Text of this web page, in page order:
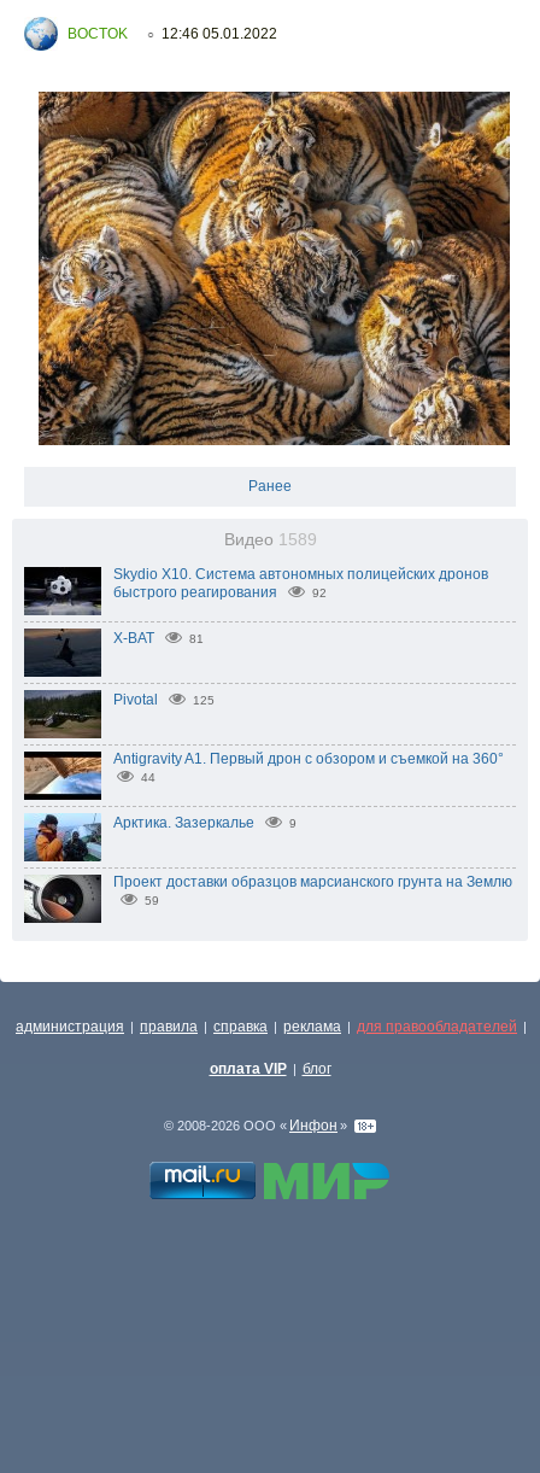
BOCTOK ○ 12:46 05.01.2022
Ранее
Видео 1589
Skydio X10. Система автономных полицейских дронов
быстрого реагирования
92
X-BAT 81
Pivotal 125
Antigravity A1. Первый дрон с обзором и съемкой на 360°
44
Арктика. Зазеркалье 9
Проект доставки образцов марсианского грунта на Землю
59
администрация | правила | справка | реклама | для правообладателей |
оплата VIP | блог
© 2008-2026 ООО « Инфон »